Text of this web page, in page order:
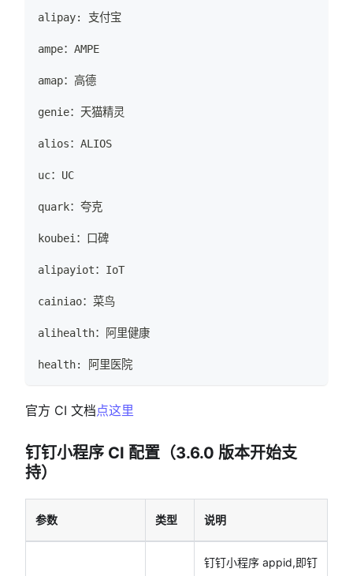
alipay: 支付宝
ampe：AMPE
amap：高德
genie：天猫精灵
alios：ALIOS
uc：UC
quark：夸克
koubei：口碑
alipayiot：IoT
cainiao：菜鸟
alihealth：阿里健康
health: 阿里医院
官方 CI 文档点这里
钉钉小程序 CI 配置（3.6.0 版本开始支
持）
参数 类型 说明
钉钉小程序 appid,即钉